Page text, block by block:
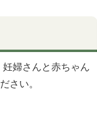
婦さんと赤ちゃん
さい。